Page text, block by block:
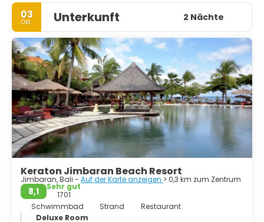
03
Okt. Unterkunft 2 Nächte
Keraton Jimbaran Beach Resort
Jimbaran, Bali - Auf der Karte anzeigen > 0,3 km zum Zentrum
8,1
Sehr gut
1701
Schwimmbad
Strand
Restaurant
Deluxe Room